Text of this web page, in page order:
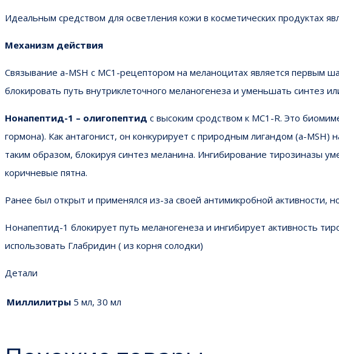
Идеальным средством для осветления кожи в косметических продуктах
Механизм действия
Связывание a-MSH с MC1-рецептором на меланоцитах является первым
блокировать путь внутриклеточного меланогенеза и уменьшать синтез
Нонапептид-1 – олигопептид с высоким сродством к MC1-R. Это
гормона). Как антагонист, он конкурирует с природным лигандом (a-
таким образом, блокируя синтез меланина. Ингибирование тирозиназы
коричневые пятна.
Ранее был открыт и применялся из-за своей антимикробной активности,
Нонапептид-1 блокирует путь меланогенеза и ингибирует активность
использовать Глабридин ( из корня солодки)
Детали
Миллилитры 5 мл, 30 мл